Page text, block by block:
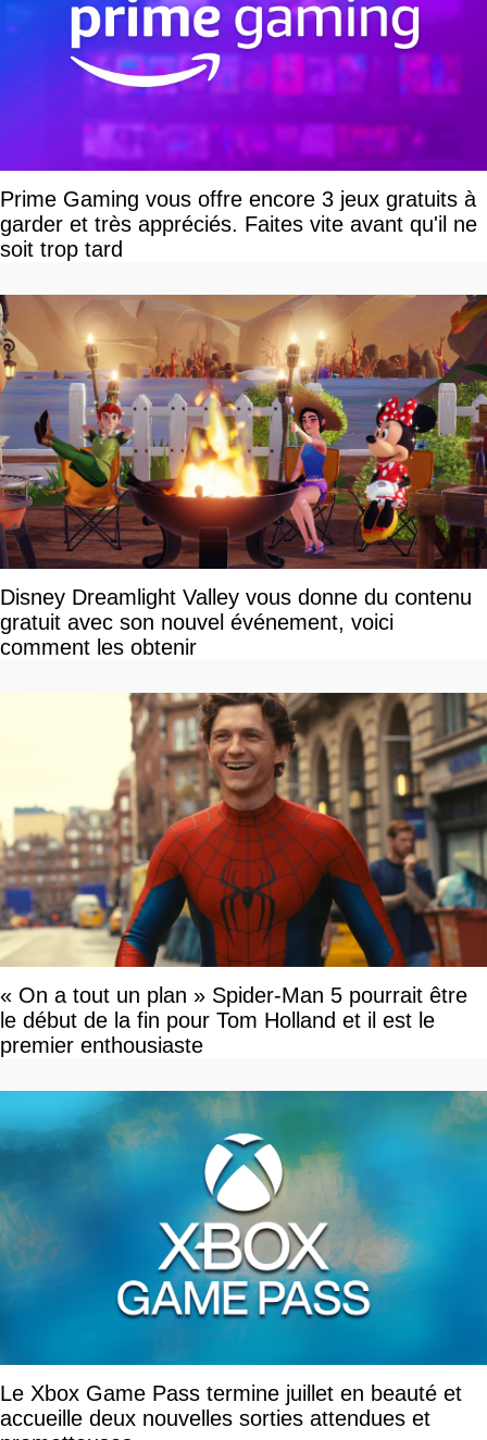
Prime Gaming vous offre encore 3 jeux gratuits à
garder et très appréciés. Faites vite avant qu'il ne
soit trop tard
Disney Dreamlight Valley vous donne du contenu
gratuit avec son nouvel événement, voici
comment les obtenir
« On a tout un plan » Spider-Man 5 pourrait être
le début de la fin pour Tom Holland et il est le
premier enthousiaste
Le Xbox Game Pass termine juillet en beauté et
accueille deux nouvelles sorties attendues et